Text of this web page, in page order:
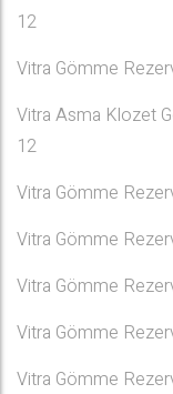
12
Vitra Gömme
Vitra Asma Klozet
12
Vitra Gömme
Vitra Gömme
Vitra Gömme
Vitra Gömme
Vitra Gömme